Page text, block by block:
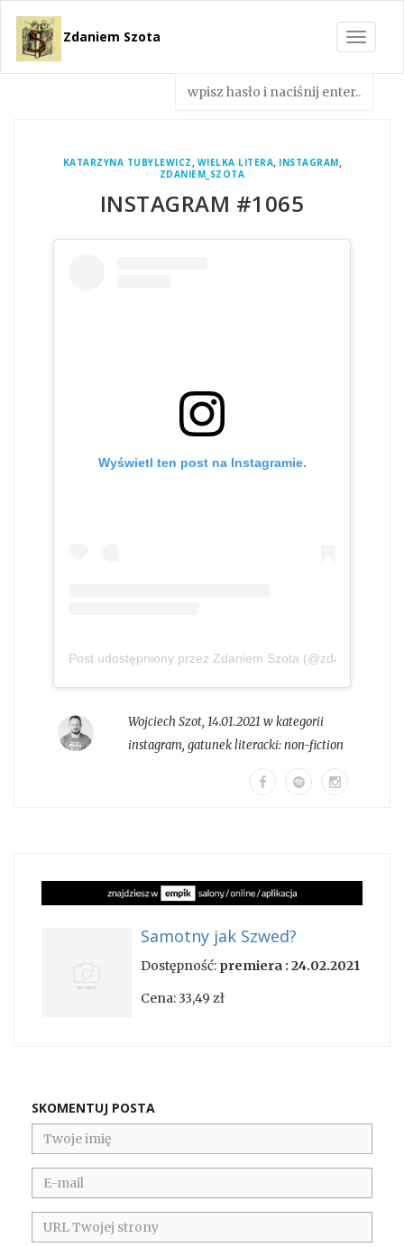
Toggle
Zdaniem Szota
KATARZYNA TUBYLEWICZ , WIELKA LITERA, INSTAGRAM,
ZDANIEM_SZOTA
INSTAGRAM #1065
Wyświetl ten post na Instagramie.
Post udostępniony przez Zdaniem Szota
Wojciech Szot, 14.01.2021 w kategorii
instagram, gatunek literacki:non-fiction
Samotny jak Szwed?
Dostępność: premiera : 24.02.2021
Cena:33,49 zł
SKOMENTUJ POSTA